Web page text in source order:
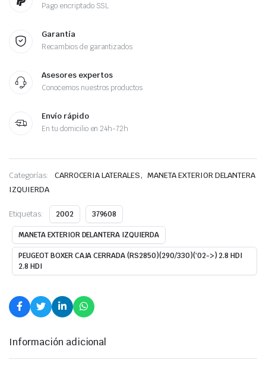
Pago encriptado SSL
Garantía
Recambios de garantizados
Asesores expertos
Conocemos nuestros productos
Envío rápido
En tu domicilio en 24h-72h
Categorías: CARROCERIA LATERALES, MANETA EXTERIOR DELANTERA
IZQUIERDA
Etiquetas: 2002 379608
MANETA EXTERIOR DELANTERA IZQUIERDA
PEUGEOT BOXER CAJA CERRADA (RS2850)(290/330)('02->) 2.8 HDI
2.8 HDI
Información adicional